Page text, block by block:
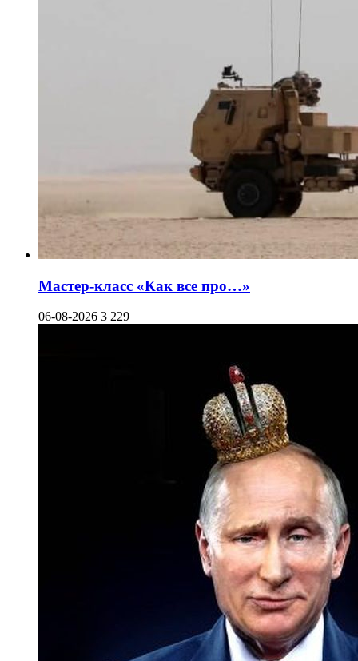
Мастер-класс «Как все про…»
06-08-2026 3 229